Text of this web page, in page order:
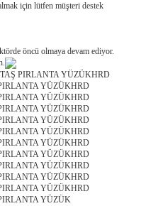
için lütfen müşteri destek
öncü olmaya devam ediyor.
PIRLANTA YÜZÜKHRD
YÜZÜKHRD
YÜZÜKHRD
YÜZÜKHRD
YÜZÜKHRD
YÜZÜKHRD
YÜZÜKHRD
YÜZÜKHRD
YÜZÜKHRD
YÜZÜKHRD
YÜZÜKHRD
YÜZÜK